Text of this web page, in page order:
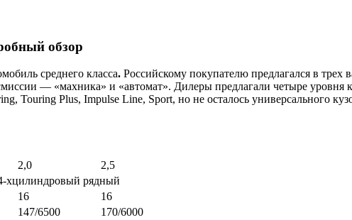
обзор
среднего класса. Российскому покупателю предлагался в
— «махника» и «автомат». Дилеры предлагали четыре
Touring Plus, Impulse Line, Sport, но не осталось универсального
2,0
2,5
хцилиндровый рядный
16
16
147/6500
170/6000